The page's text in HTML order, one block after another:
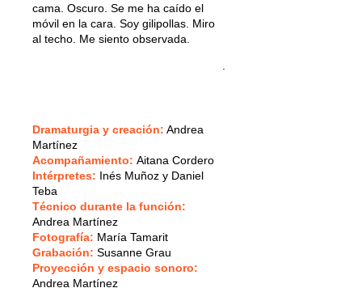
cama. Oscuro. Se me ha caído el
móvil en la cara. Soy gilipollas. Miro
al techo. Me siento observada.
Dramaturgia y creación: Andrea
Martínez
Acompañamiento: Aitana Cordero
Intérpretes: Inés Muñoz y Daniel
Teba
Técnico durante la función:
Andrea Martínez
Fotografía: María Tamarit
Grabación: Susanne Grau
Proyección y espacio sonoro:
Andrea Martínez